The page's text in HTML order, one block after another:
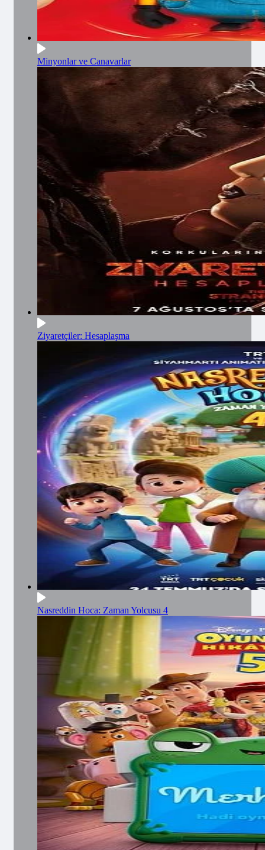
Minyonlar ve Canavarlar
Ziyaretçiler: Hesaplaşma
Nasreddin Hoca: Zaman Yolcusu 4